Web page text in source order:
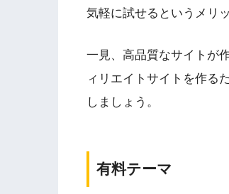
気軽に試せるというメリ
一見、高品質なサイトが
ィリエイトサイトを作る
しましょう。
有料テーマ